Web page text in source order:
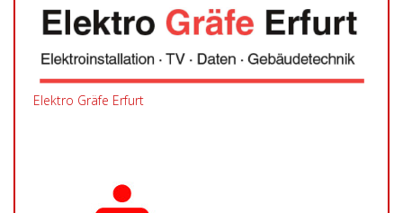
Elektro Gräfe Erfurt